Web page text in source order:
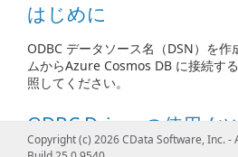
はじめに
ODBC データソース名（DSN）を
ムからAzure Cosmos DB に接続する
照してください。
ODBC Driver の使用 /
Copyright (c) 2026 CData Software, Inc. -